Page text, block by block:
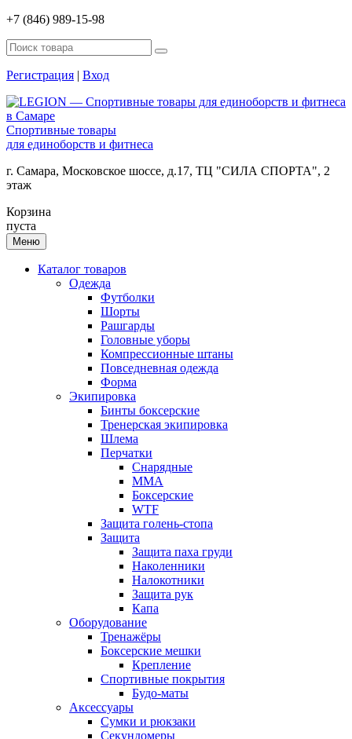
+7 (846) 989-15-98
Регистрация | Вход
Спортивные товары
для единоборств и фитнеса
г. Самара, Московское шоссе, д.17, ТЦ "СИЛА СПОРТА", 2
этаж
Корзина
пуста
Меню
Каталог товаров
Одежда
Футболки
Шорты
Рашгарды
Головные уборы
Компрессионные штаны
Повседневная одежда
Форма
Экипировка
Бинты боксерские
Тренерская экипировка
Шлема
Перчатки
Снарядные
ММА
Боксерские
WTF
Защита голень-стопа
Защита
Защита паха груди
Наколенники
Налокотники
Защита рук
Капа
Оборудование
Тренажёры
Боксерские мешки
Крепление
Спортивные покрытия
Будо-маты
Аксессуары
Сумки и рюкзаки
Секундомеры